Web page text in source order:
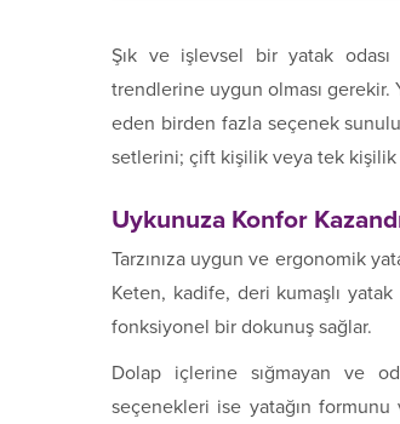
Şık ve işlevsel bir yatak odası
trendlerine uygun olması gerekir.
eden birden fazla seçenek
setlerini; çift kişilik veya tek
Uykunuza Konfor
Tarzınıza uygun ve ergonomik
Keten, kadife, deri kumaşlı yatak
fonksiyonel bir dokunuş sağlar.
Dolap içlerine sığmayan ve
seçenekleri ise yatağın formunu